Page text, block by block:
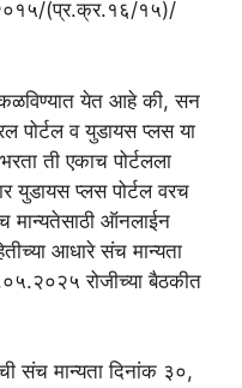
(प्र.क्र.१६/१५)/
येत आहे की, सन
पोर्टल व युडायस प्लस या
ती एकाच पोर्टलला
युडायस प्लस पोर्टल वरच
संच मान्यतेसाठी ऑनलाईन
आधारे संच मान्यता
रोजीच्या बैठकीत
संच मान्यता दिनांक ३०,